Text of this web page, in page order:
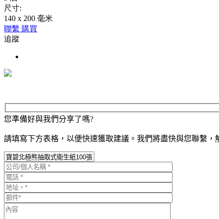
尺寸:
140 x 200 毫米
聯繫 購買
追蹤
您準備好與我們分享了嗎?
請填寫下方表格，以便快速獲取建議。我們將盡快與您聯繫，